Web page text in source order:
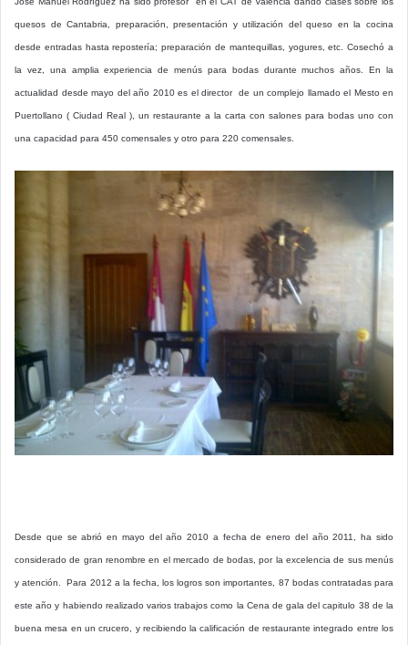
quesos de Cantabria, preparación, presentación y utilización del queso en la cocina
desde entradas hasta repostería; preparación de mantequillas, yogures, etc. Cosechó a
la vez, una amplia experiencia de menús para bodas durante muchos años. En la
actualidad desde mayo del año 2010 es el director de un complejo llamado el Mesto en
Puertollano ( Ciudad Real ), un restaurante a la carta con salones para bodas uno con
una capacidad para 450 comensales y otro para 220 comensales.
Desde que se abrió en mayo del año 2010 a fecha de enero del año 2011, ha sido
considerado de gran renombre en el mercado de bodas, por la excelencia de sus menús
y atención. Para 2012 a la fecha, los logros son importantes, 87 bodas contratadas para
este año y habiendo realizado varios trabajos como la Cena de gala del capitulo 38 de la
buena mesa en un crucero, y recibiendo la calificación de restaurante integrado entre los